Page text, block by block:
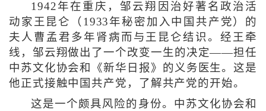
1942年在重庆，邹云翔因治好著名政治活
动家王昆仑（1933年秘密加入中国共产党）的
夫人曹孟君多年肾病而与王昆仑结识。经王牵
线，邹云翔做出了一个改变一生的决定——担任
中苏文化协会和《新华日报》的义务医生。这是
他正式接触中国共产党，了解共产党的开始。
这是一个颇具风险的身份。中苏文化协会和